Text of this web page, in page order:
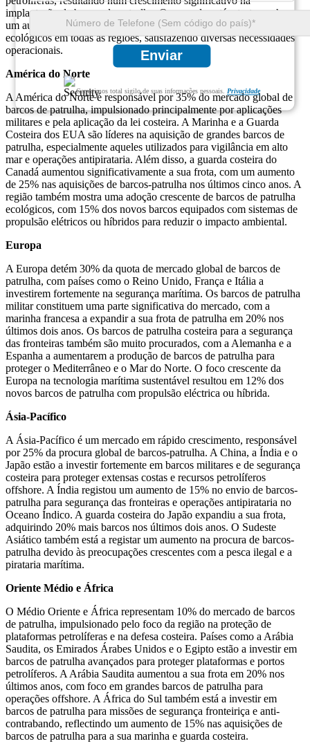
Enviar
Garantimos total sigilo de suas informações pessoais. Privacidade
implantação de barcos de patrulha. O mercado está a testemunhar
um aumento de embarcações multifuncionais e barcos de patrulha
ecológicos em todas as regiões, satisfazendo diversas necessidades
operacionais.
América do Norte
A América do Norte é responsável por 35% do mercado global de
barcos de patrulha, impulsionado principalmente por aplicações
militares e pela aplicação da lei costeira. A Marinha e a Guarda
Costeira dos EUA são líderes na aquisição de grandes barcos de
patrulha, especialmente aqueles utilizados para vigilância em alto
mar e operações antipirataria. Além disso, a guarda costeira do
Canadá aumentou significativamente a sua frota, com um aumento
de 25% nas aquisições de barcos-patrulha nos últimos cinco anos. A
região também mostra uma adoção crescente de barcos de patrulha
ecológicos, com 15% dos novos barcos equipados com sistemas de
propulsão elétricos ou híbridos para reduzir o impacto ambiental.
Europa
A Europa detém 30% da quota de mercado global de barcos de
patrulha, com países como o Reino Unido, França e Itália a
investirem fortemente na segurança marítima. Os barcos de patrulha
militar constituem uma parte significativa do mercado, com a
marinha francesa a expandir a sua frota de patrulha em 20% nos
últimos dois anos. Os barcos de patrulha costeira para a segurança
das fronteiras também são muito procurados, com a Alemanha e a
Espanha a aumentarem a produção de barcos de patrulha para
proteger o Mediterrâneo e o Mar do Norte. O foco crescente da
Europa na tecnologia marítima sustentável resultou em 12% dos
novos barcos de patrulha com propulsão eléctrica ou híbrida.
Ásia-Pacífico
A Ásia-Pacífico é um mercado em rápido crescimento, responsável
por 25% da procura global de barcos-patrulha. A China, a Índia e o
Japão estão a investir fortemente em barcos militares e de segurança
costeira para proteger extensas costas e recursos petrolíferos
offshore. A Índia registou um aumento de 15% no envio de barcos-
patrulha para segurança das fronteiras e operações antipirataria no
Oceano Índico. A guarda costeira do Japão expandiu a sua frota,
adquirindo 20% mais barcos nos últimos dois anos. O Sudeste
Asiático também está a registar um aumento na procura de barcos-
patrulha devido às preocupações crescentes com a pesca ilegal e a
pirataria marítima.
Oriente Médio e África
O Médio Oriente e África representam 10% do mercado de barcos
de patrulha, impulsionado pelo foco da região na proteção de
plataformas petrolíferas e na defesa costeira. Países como a Arábia
Saudita, os Emirados Árabes Unidos e o Egipto estão a investir em
barcos de patrulha avançados para proteger plataformas e portos
petrolíferos. A Arábia Saudita aumentou a sua frota em 20% nos
últimos anos, com foco em grandes barcos de patrulha para
operações offshore. A África do Sul também está a investir em
barcos de patrulha para missões de segurança fronteiriça e anti-
contrabando, reflectindo um aumento de 15% nas aquisições de
barcos de patrulha para a sua marinha e guarda costeira.